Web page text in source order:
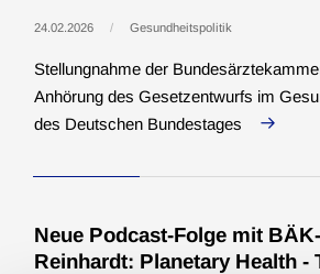
24.02.2026 Gesundheitspolitik
Stellungnahme der
Anhörung des Gesetzentwurfs im
des Deutschen Bundestages
Neue Podcast-Folge mit
Reinhardt: Planetary Health -